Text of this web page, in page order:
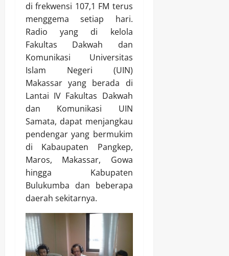
di frekwensi 107,1 FM terus
menggema setiap hari.
Radio yang di kelola
Fakultas Dakwah dan
Komunikasi Universitas
Islam Negeri (UIN)
Makassar yang berada di
Lantai IV Fakultas Dakwah
dan Komunikasi UIN
Samata, dapat menjangkau
pendengar yang bermukim
di Kabaupaten Pangkep,
Maros, Makassar, Gowa
hingga Kabupaten
Bulukumba dan beberapa
daerah sekitarnya.